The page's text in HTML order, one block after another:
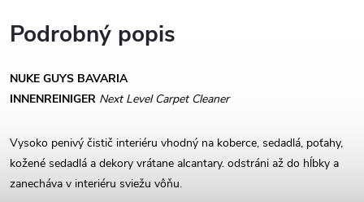
Podrobný popis
NUKE GUYS BAVARIA
INNENREINIGER Next Level Carpet Cleaner
Vysoko penivý čistič interiéru vhodný na koberce, sedadlá, poťahy,
kožené sedadlá a dekory vrátane alcantary. odstráni až do hĺbky a
zanecháva v interiéru sviežu vôňu.